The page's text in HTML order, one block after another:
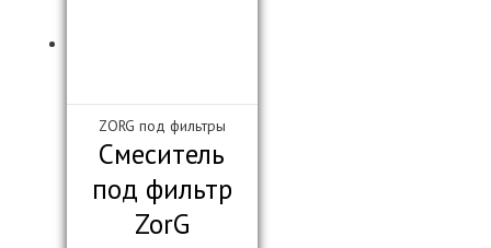
ZORG под фильтры
Смеситель
под фильтр
ZorG